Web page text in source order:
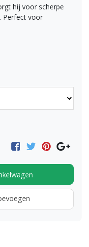
hij voor scherpe
Perfect voor